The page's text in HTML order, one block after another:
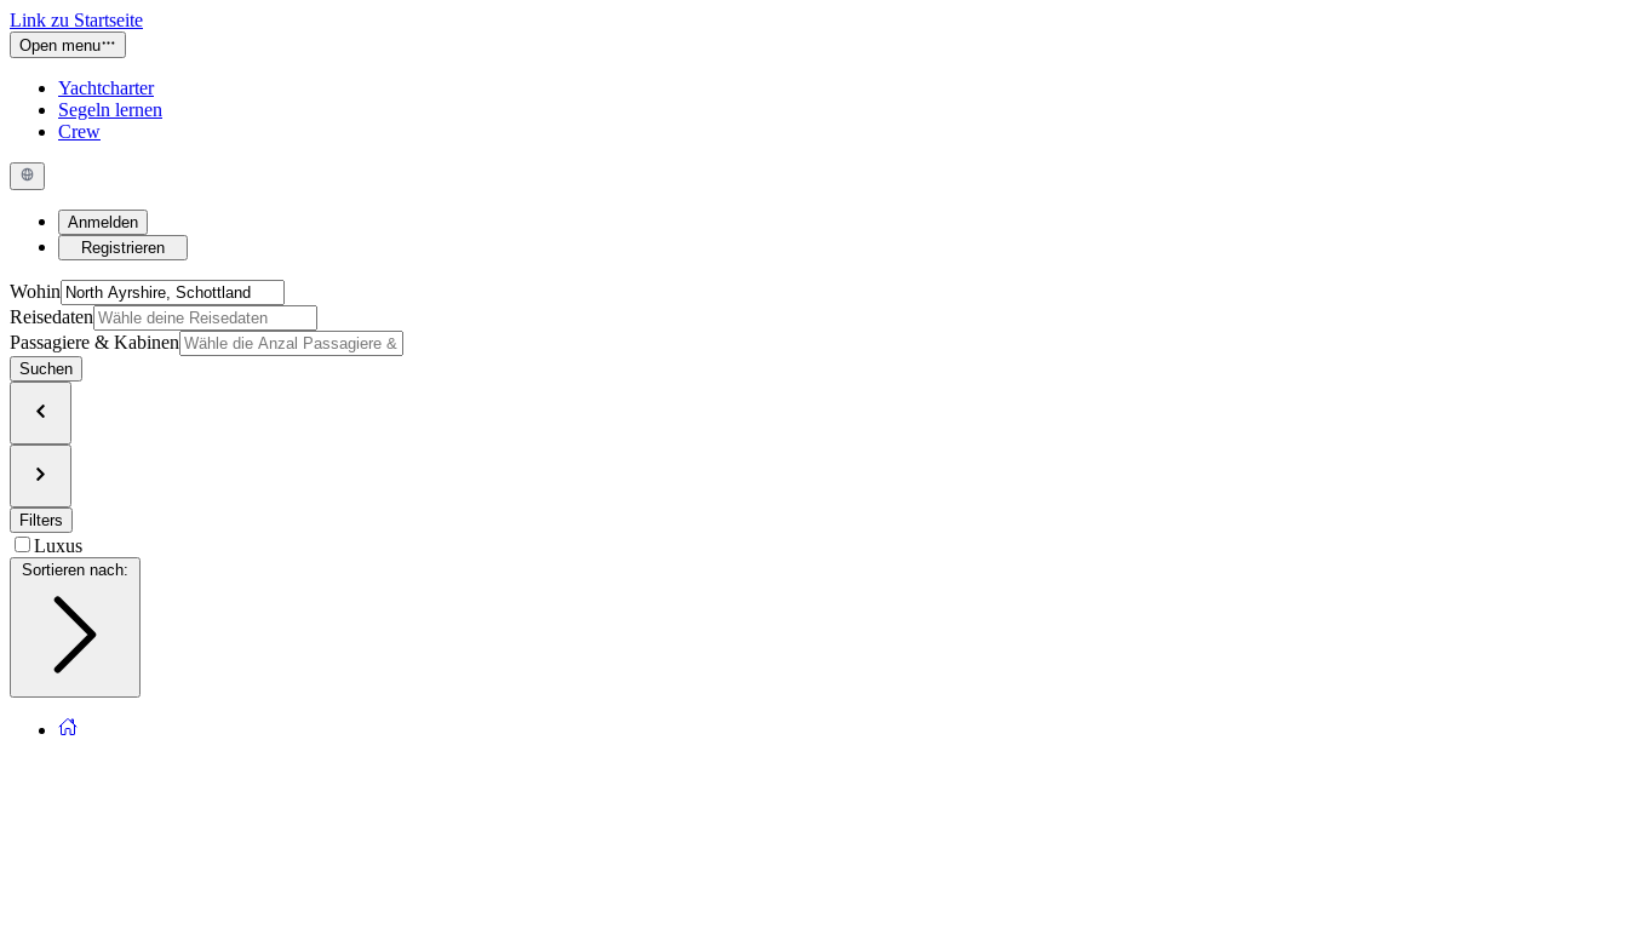
Link zu Startseite
Open menu
Yachtcharter
Segeln lernen
Crew
Anmelden
Registrieren
Wohin
Reisedaten
Passagiere & Kabinen
Suchen
Filters
Luxus
Sortieren nach